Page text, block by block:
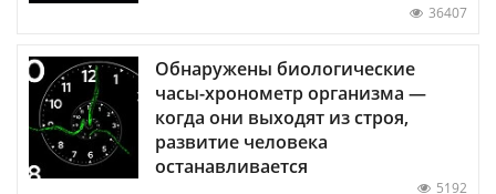
36407
Обнаружены биологические
часы-хронометр организма —
когда они выходят из строя,
развитие человека
останавливается
5192